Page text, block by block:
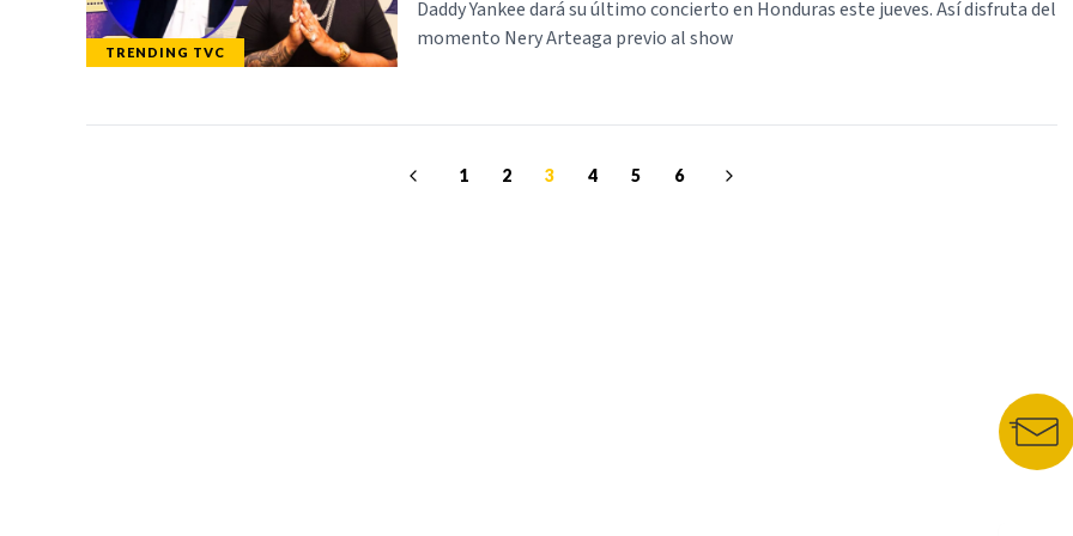
TRENDING TVC
Daddy Yankee dará su último concierto en Honduras este jueves. Así disfruta del
momento Nery Arteaga previo al show
1 2 3 4 5 6